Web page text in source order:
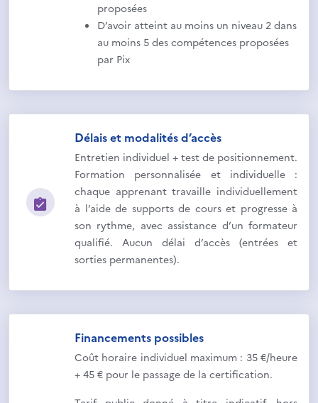
proposées
D’avoir atteint au moins un niveau 2 dans
au moins 5 des compétences proposées
par Pix
Délais et modalités d’accès
Entretien individuel + test de positionnement.
Formation personnalisée et individuelle :
chaque apprenant travaille individuellement
à l’aide de supports de cours et progresse à
son rythme, avec assistance d’un formateur
qualifié. Aucun délai d’accès (entrées et
sorties permanentes).
Financements possibles
Coût horaire individuel maximum : 35 €/heure
+ 45 € pour le passage de la certification.